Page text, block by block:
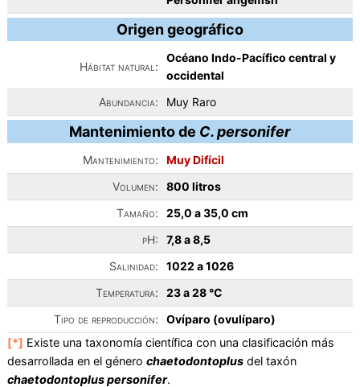
Origen geográfico
Hábitat natural:
Océano Indo-Pacífico central y
occidental
Abundancia:
Muy Raro
Mantenimiento de C. personifer
Mantenimiento:
Muy Difícil
Volumen:
800 litros
Tamaño:
25,0 a 35,0 cm
pH:
7,8 a 8,5
Salinidad:
1022 a 1026
Temperatura:
23 a 28 °C
Tipo de reproducción:
Ovíparo (ovulíparo)
[*] Existe una taxonomía científica con una clasificación más
desarrollada en el género chaetodontoplusdel taxón
chaetodontoplus personifer.